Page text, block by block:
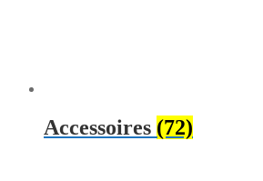
Accessoires (72)